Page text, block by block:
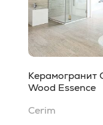
Керамогранит
Wood Essence
Cerim